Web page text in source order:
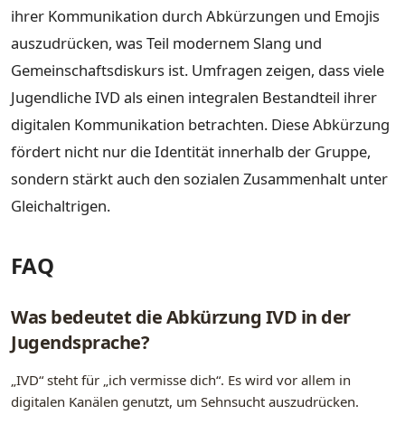
ihrer Kommunikation durch Abkürzungen und Emojis
auszudrücken, was Teil modernem Slang und
Gemeinschaftsdiskurs ist. Umfragen zeigen, dass viele
Jugendliche IVD als einen integralen Bestandteil ihrer
digitalen Kommunikation betrachten. Diese Abkürzung
fördert nicht nur die Identität innerhalb der Gruppe,
sondern stärkt auch den sozialen Zusammenhalt unter
Gleichaltrigen.
FAQ
Was bedeutet die Abkürzung IVD in der
Jugendsprache?
„IVD“ steht für „ich vermisse dich“. Es wird vor allem in
digitalen Kanälen genutzt, um Sehnsucht auszudrücken.